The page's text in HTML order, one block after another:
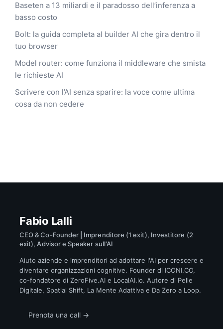
Baseten a 13 miliardi e il paradosso dell’inferenza a
basso costo
Bolt: la guida completa al builder AI che gira dentro il
tuo browser
Model router: come funziona il middleware che smista
le richieste AI
Scrivere con l’AI senza sparire: la voce come ultima
cosa da non cedere
Fabio Lalli
CEO & Co-Founder | Imprenditore (1 exit), Investitore (2
exit), Advisor e Speaker sull'AI
Aiuto aziende e imprenditori ad adottare l'AI per crescere e
diventare organizzazioni cognitive. Founder di ICONI.CO,
co-fondatore di ZeroFive.AI e LocalAI.io. Autore di Pelle
Digitale, Spatial Shift, La Mente Adattiva e Da Zero a Loop.
Prenota una call →